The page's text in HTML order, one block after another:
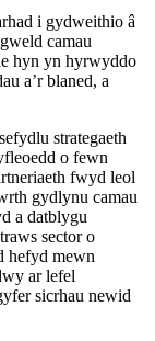
i gydweithio â
camau
hyn yn hyrwyddo
a’r blaned, a
strategaeth
o fewn
fwyd leol
gydlynu camau
a datblygu
sector o
hefyd mewn
ar lefel
sicrhau newid